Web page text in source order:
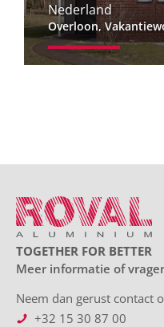
Nederland
Overloon,
TOGETHER FOR BETTER
Meer informatie of
Neem dan gerust contact
+32 15 30 87 00